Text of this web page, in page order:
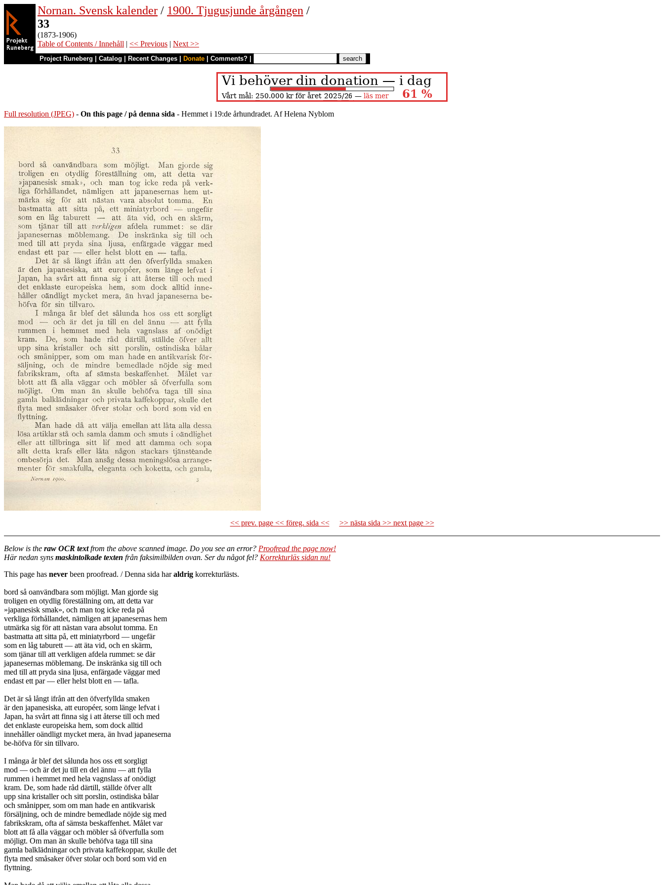
Nornan. Svensk kalender / 1900. Tjugusjunde årgången /
33
(1873-1906)
Table of Contents / Innehåll | << Previous | Next >>
Project Runeberg Catalog Recent Changes Donate Comments?
Full resolution (JPEG) - On this page / på denna sida - Hemmet i 19:de århundradet. Af Helena Nyblom
<< prev. page << föreg. sida << >> nästa sida >> next page >>
Below is the raw OCR textfrom the above scanned image. Do you see an error? Proofread the page now!
Här nedan syns maskintolkade texten från faksimilbilden ovan. Ser du något fel? Korrekturläs sidan nu!
This page has never been proofread. / Denna sida haraldrig korrekturlästs.
bord så oanvändbara som möjligt. Man gjorde sig
troligen en otydlig föreställning om, att detta var
»japanesisk smak», och man tog icke reda på
verkliga förhållandet, nämligen att japanesernas hem
utmärka sig för att nästan vara absolut tomma. En
bastmatta att sitta på, ett miniatyrbord — ungefär
som en låg taburett — att äta vid, och en skärm,
som tjänar till att verkligen afdela rummet: se där
japanesernas möblemang. De inskränka sig till och
med till att pryda sina ljusa, enfärgade väggar med
endast ett par — eller helst blott en — tafla.
Det är så långt ifrån att den öfverfyllda smaken
är den japanesiska, att européer, som länge lefvat i
Japan, ha svårt att finna sig i att återse till och med
det enklaste europeiska hem, som dock alltid
innehåller oändligt mycket mera, än hvad japaneserna
be-höfva för sin tillvaro.
I många år blef det sålunda hos oss ett sorgligt
mod — och är det ju till en del ännu — att fylla
rummen i hemmet med hela vagnslass af onödigt
kram. De, som hade råd därtill, ställde öfver allt
upp sina kristaller och sitt porslin, ostindiska bålar
och smånipper, som om man hade en antikvarisk
försäljning, och de mindre bemedlade nöjde sig med
fabrikskram, ofta af sämsta beskaffenhet. Målet var
blott att få alla väggar och möbler så öfverfulla som
möjligt. Om man än skulle behöfva taga till sina
gamla balklädningar och privata kaffekoppar, skulle det
flyta med småsaker öfver stolar och bord som vid en
flyttning.